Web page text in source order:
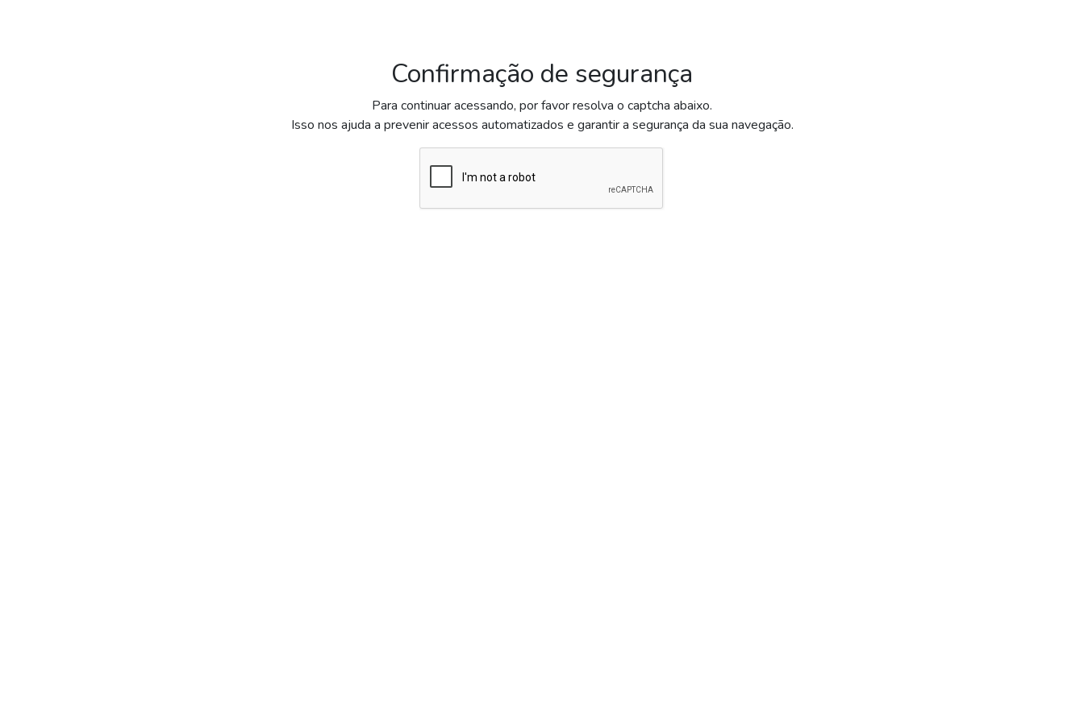
Confirmação de segurança
Para continuar acessando, por favor resolva o captcha abaixo.
Isso nos ajuda a prevenir acessos automatizados e garantir a segurança da sua navegação.